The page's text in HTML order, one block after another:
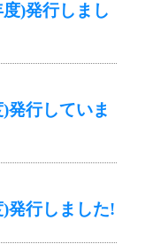
)発行しまし
発行していま
発行しました!